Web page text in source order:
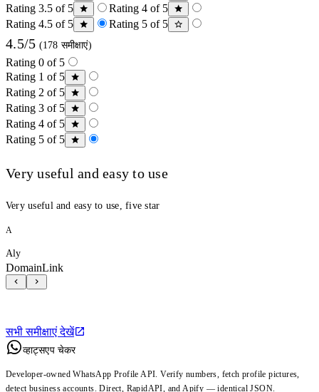
Rating 3.5 of 5
Rating 4 of 5
Rating 4.5 of 5
Rating 5 of 5
4.5/5 (178 समीक्षाएं)
Rating 0 of 5
Rating 1 of 5
Rating 2 of 5
Rating 3 of 5
Rating 4 of 5
Rating 5 of 5
Very useful and easy to use
Very useful and easy to use, five star
A
Aly
DomainLink
सभी समीक्षाएं देखें
व्हाट्सएप चेकर
Developer-owned WhatsApp Profile API. Verify numbers, fetch profile pictures,
detect business accounts. Direct, RapidAPI, and Apify — identical JSON.